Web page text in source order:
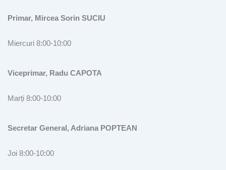
Primar, Mircea Sorin SUCIU
Miercuri 8:00-10:00
Viceprimar, Radu CAPOTA
Marți 8:00-10:00
Secretar General, Adriana POPTEAN
Joi 8:00-10:00